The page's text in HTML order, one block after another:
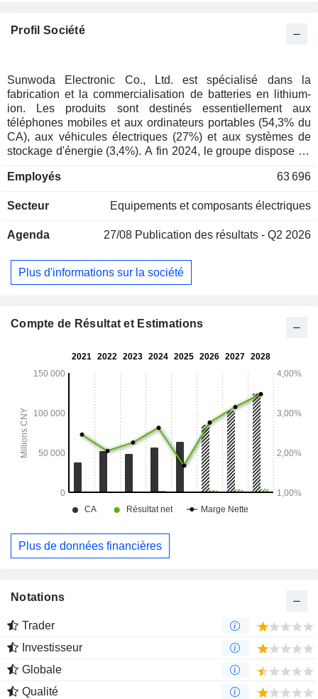
Profil Société
Sunwoda Electronic Co., Ltd. est spécialisé dans la
fabrication et la commercialisation de batteries en lithium-
ion. Les produits sont destinés essentiellement aux
téléphones mobiles et aux ordinateurs portables (54,3% du
CA), aux véhicules électriques (27%) et aux systèmes de
stockage d'énergie (3,4%). A fin 2024, le groupe dispose de
(7). 58,2% du CA est réalisé en Chine.
Employés 63 696
Secteur Equipements et composants électriques
Agenda 27/08 Publication des résultats - Q2 2026
Plus d'informations sur la société
Compte de Résultat et Estimations
Plus de données financières
Notations
Trader
Investisseur
Globale
Qualité